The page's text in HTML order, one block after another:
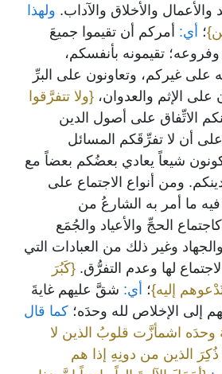
والأعمال والأخلاق والآداب. ولهذا
؛ أي: أمركم أن تقيموا جميعَ
تقيمونه بأنفسكم،
على غيركم، وتعاونون على البرِّ
على الإثم والعدوان، {ولا تتفرَّقوا
الاتِّفاق على أصول الدين
أن لا تفرِّقَكم المسائل
شيعاً يعادي بعضُكم بعضاً مع
ومن أنواع الاجتماع على
فيه ما أمر به الشارعُ من
الحجِّ والأعياد والجُمَع
وغير ذلك من العبادات التي
لها وعدم التفرُّق. {كَبُرَ
إليه}؛ أي: شقَّ عليهم غايةَ
إلى الإخلاص لله وحدَه؛ كما قال
وحدَه اشمأزَّت قلوبُ الذين لا
ذُكِرَ الذين من دونِهِ إذا هم